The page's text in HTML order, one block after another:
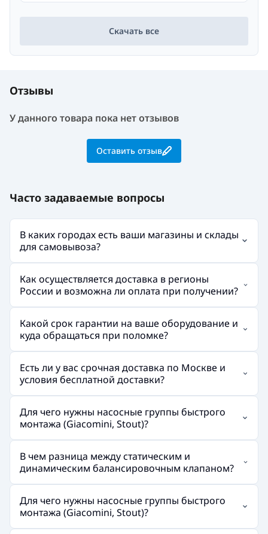
Скачать все
Отзывы
У данного товара пока нет отзывов
Оставить отзыв
Часто задаваемые вопросы
В каких городах есть ваши магазины и склады
для самовывоза?
Как осуществляется доставка в регионы
России и возможна ли оплата при получении?
Какой срок гарантии на ваше оборудование и
куда обращаться при поломке?
Есть ли у вас срочная доставка по Москве и
условия бесплатной доставки?
Для чего нужны насосные группы быстрого
монтажа (Giacomini, Stout)?
В чем разница между статическим и
динамическим балансировочным клапаном?
Для чего нужны насосные группы быстрого
монтажа (Giacomini, Stout)?